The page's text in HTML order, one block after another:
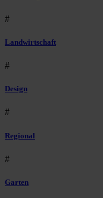
#
Landwirtschaft
#
Design
#
Regional
#
Garten